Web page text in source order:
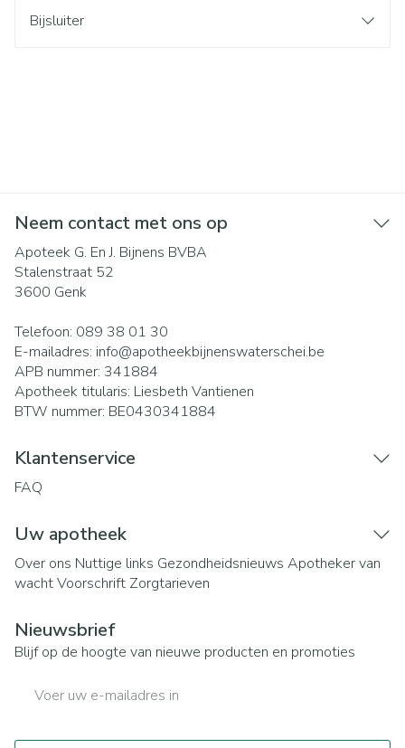
Bijsluiter
Neem contact met ons op
Apoteek G. En J. Bijnens BVBA
Stalenstraat 52
3600 Genk
Telefoon: 089 38 01 30
E-mailadres: info@apotheekbijnenswaterschei.be
APB nummer: 341884
Apotheek titularis: Liesbeth Vantienen
BTW nummer: BE0430341884
Klantenservice
FAQ
Uw apotheek
Over ons Nuttige links Gezondheidsnieuws Apotheker van
wachtVoorschrift Zorgtarieven
Nieuwsbrief
Blijf op de hoogte van nieuwe producten en promoties